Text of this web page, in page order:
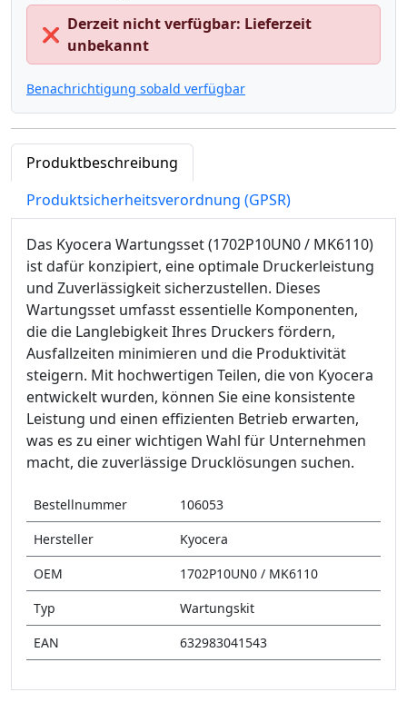
❌
Derzeit nicht verfügbar: Lieferzeit
unbekannt
Benachrichtigung sobald verfügbar
Produktbeschreibung
Produktsicherheitsverordnung (GPSR)
Das Kyocera Wartungsset (1702P10UN0 / MK6110)
ist dafür konzipiert, eine optimale Druckerleistung
und Zuverlässigkeit sicherzustellen. Dieses
Wartungsset umfasst essentielle Komponenten,
die die Langlebigkeit Ihres Druckers fördern,
Ausfallzeiten minimieren und die Produktivität
steigern. Mit hochwertigen Teilen, die von Kyocera
entwickelt wurden, können Sie eine konsistente
Leistung und einen effizienten Betrieb erwarten,
was es zu einer wichtigen Wahl für Unternehmen
macht, die zuverlässige Drucklösungen suchen.
Bestellnummer
106053
Hersteller
Kyocera
OEM
1702P10UN0 / MK6110
Typ
Wartungskit
EAN
632983041543